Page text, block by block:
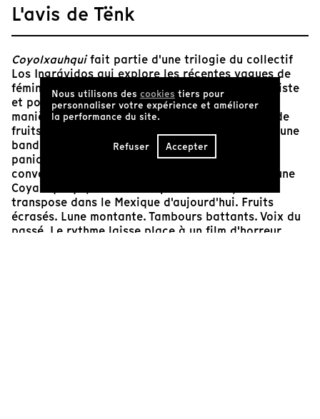
L'avis de Tënk
Coyolxauhquifait partie d'une trilogie du collectif
Los Ingrávidos qui explore les récentes vagues de
féminicides au Mexique. Résolument avant-gardiste
et poétique, le film aborde d'abord le sujet de
manière oblique par le biais d'images colorées de
fruits, de montagnes et de cactus. Propulsé par une
bande sonore de percussions improvisées, une
panique extatique monte à mesure que le film
convoque le mythe de la déesse aztèque de la lune
Coyalxquhqui, démembrée par son frère, et le
transpose dans le Mexique d'aujourd'hui. Fruits
écrasés. Lune montante. Tambours battants. Voix du
passé. Le rythme laisse place à un film d'horreur
Nous utilisons des cookies tiers pour
personnaliser votre expérience et améliorer
la performance du site.
Refuser Accepter